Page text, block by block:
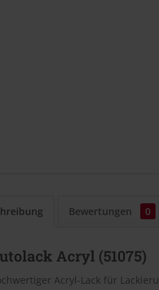
Bewertungen 0
Acryl (51075)
Acryl-Lack für